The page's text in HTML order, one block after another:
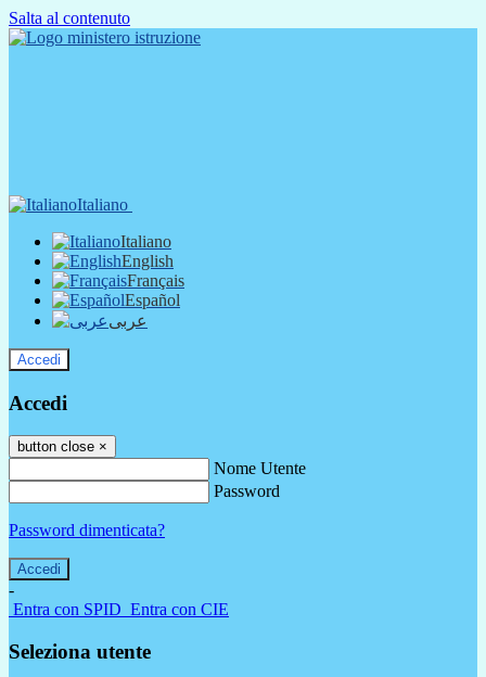
Salta al contenuto
Italiano
Italiano
English
Français
Español
عربى
Accedi
Accedi
button close ×
Nome Utente
Password
Password dimenticata?
-
Entra con SPID Entra con CIE
Seleziona utente